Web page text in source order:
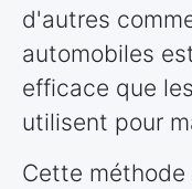
d'autres
automobiles
efficace que
utilisent pour
Cette